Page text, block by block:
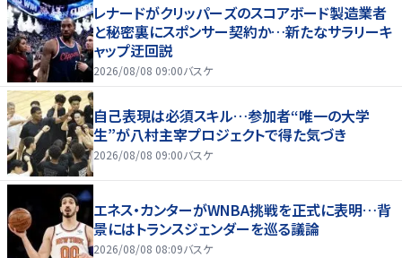
レナードがクリッパーズのスコアボード製造業者
と秘密裏にスポンサー契約か‬…新たなサラリーキ
ャップ迂回説
2026/08/08 09:00バスケ
自己表現は必須スキル…参加者“唯一の大学
生”が八村主宰プロジェクトで得た気づき
2026/08/08 09:00バスケ
エネス・カンターがWNBA挑戦を正式に表明…背
景にはトランスジェンダーを巡る議論
2026/08/08 08:09バスケ